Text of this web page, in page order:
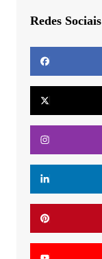
Redes Sociais